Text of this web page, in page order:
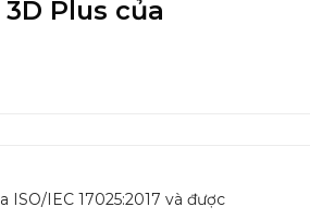
Plus của
IEC 17025:2017 và được